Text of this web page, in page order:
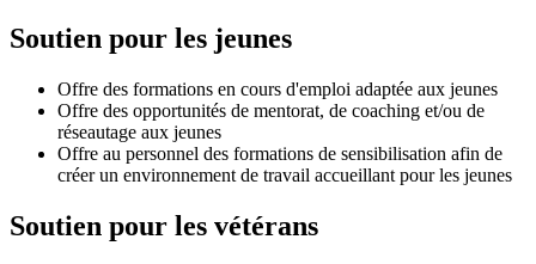
Soutien pour les jeunes
Offre des formations en cours d'emploi adaptée aux jeunes
Offre des opportunités de mentorat, de coaching et/ou de
réseautage aux jeunes
Offre au personnel des formations de sensibilisation afin de
créer un environnement de travail accueillant pour les jeunes
Soutien pour les vétérans